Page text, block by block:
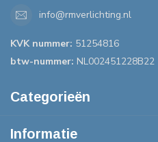
info@rmverlichting.nl
KVK nummer: 51254816
btw-nummer: NL002451228B22
Categorieën
Informatie